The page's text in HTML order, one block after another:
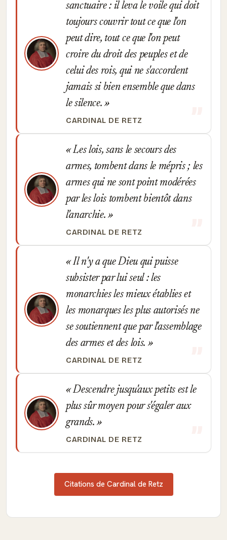
sanctuaire : il leva le voile qui doit
toujours couvrir tout ce que l'on
peut dire, tout ce que l'on peut
croire du droit des peuples et de
celui des rois, qui ne s'accordent
jamais si bien ensemble que dans
le silence.
CARDINAL DE RETZ
Les lois, sans le secours des
armes, tombent dans le mépris ; les
armes qui ne sont point modérées
par les lois tombent bientôt dans
l'anarchie.
CARDINAL DE RETZ
Il n'y a que Dieu qui puisse
subsister par lui seul : les
monarchies les mieux établies et
les monarques les plus autorisés ne
se soutiennent que par l'assemblage
des armes et des lois.
CARDINAL DE RETZ
Descendre jusqu'aux petits est le
plus sûr moyen pour s'égaler aux
grands.
CARDINAL DE RETZ
Citations de Cardinal de Retz